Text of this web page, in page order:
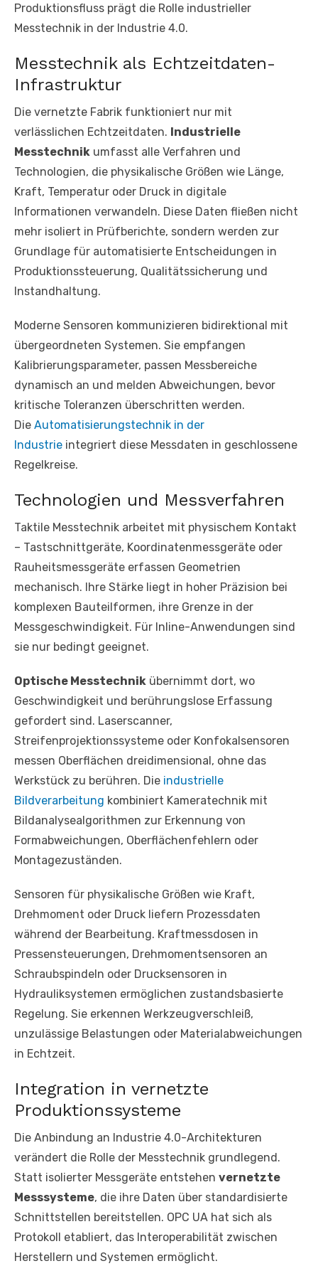
Produktionsfluss prägt die Rolle industrieller
Messtechnik in der Industrie 4.0.
Messtechnik als Echtzeitdaten-
Infrastruktur
Die vernetzte Fabrik funktioniert nur mit
verlässlichen Echtzeitdaten. Industrielle
Messtechnik umfasst alle Verfahren und
Technologien, die physikalische Größen wie Länge,
Kraft, Temperatur oder Druck in digitale
Informationen verwandeln. Diese Daten fließen nicht
mehr isoliert in Prüfberichte, sondern werden zur
Grundlage für automatisierte Entscheidungen in
Produktionssteuerung, Qualitätssicherung und
Instandhaltung.
Moderne Sensoren kommunizieren bidirektional mit
übergeordneten Systemen. Sie empfangen
Kalibrierungsparameter, passen Messbereiche
dynamisch an und melden Abweichungen, bevor
kritische Toleranzen überschritten werden.
Die Automatisierungstechnik in der
Industrie integriert diese Messdaten in geschlossene
Regelkreise.
Technologien und Messverfahren
Taktile Messtechnik arbeitet mit physischem Kontakt
– Tastschnittgeräte, Koordinatenmessgeräte oder
Rauheitsmessgeräte erfassen Geometrien
mechanisch. Ihre Stärke liegt in hoher Präzision bei
komplexen Bauteilformen, ihre Grenze in der
Messgeschwindigkeit. Für Inline-Anwendungen sind
sie nur bedingt geeignet.
Optische Messtechnik übernimmt dort, wo
Geschwindigkeit und berührungslose Erfassung
gefordert sind. Laserscanner,
Streifenprojektionssysteme oder Konfokalsensoren
messen Oberflächen dreidimensional, ohne das
Werkstück zu berühren. Die industrielle
Bildverarbeitung kombiniert Kameratechnik mit
Bildanalysealgorithmen zur Erkennung von
Formabweichungen, Oberflächenfehlern oder
Montagezuständen.
Sensoren für physikalische Größen wie Kraft,
Drehmoment oder Druck liefern Prozessdaten
während der Bearbeitung. Kraftmessdosen in
Pressensteuerungen, Drehmomentsensoren an
Schraubspindeln oder Drucksensoren in
Hydrauliksystemen ermöglichen zustandsbasierte
Regelung. Sie erkennen Werkzeugverschleiß,
unzulässige Belastungen oder Materialabweichungen
in Echtzeit.
Integration in vernetzte
Produktionssysteme
Die Anbindung an Industrie 4.0-Architekturen
verändert die Rolle der Messtechnik grundlegend.
Statt isolierter Messgeräte entstehen vernetzte
Messsysteme, die ihre Daten über standardisierte
Schnittstellen bereitstellen. OPC UA hat sich als
Protokoll etabliert, das Interoperabilität zwischen
Herstellern und Systemen ermöglicht.